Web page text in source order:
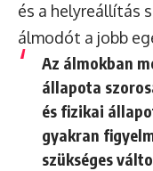
és a helyreállítás
álmodót a jobb
Az álmokban
állapota
és fizikai
gyakran
szükséges